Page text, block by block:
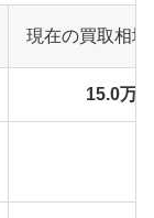
現在の買取相
15.0万